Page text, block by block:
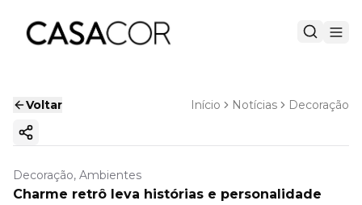
Voltar Início Notícias Decoração
Copiar link
Decoração, Ambientes
Charme retrô leva histórias e personalidade